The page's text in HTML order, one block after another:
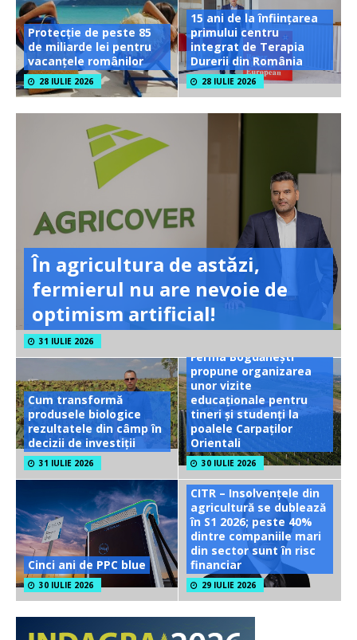
Protecție de peste 85
de miliarde lei pentru
vacanțele românilor
28 IULIE 2026
15 ani de la înființarea
primului centru
integrat de Terapia
Durerii din România
28 IULIE 2026
În agricultura de astăzi,
fermierul nu are nevoie de
optimism artificial!
31 IULIE 2026
Cum transformă
produsele biologice
rezultatele din câmp în
decizii de investiții
31 IULIE 2026
Ferma Bogdănești
propune organizarea
unor vizite
educaționale pentru
tineri și studenți la
poalele Carpaților
Orientali
30 IULIE 2026
Cinci ani de PPC blue
30 IULIE 2026
CITR – Insolvențele din
agricultură se dublează
în S1 2026; peste 40%
dintre companiile mari
din sector sunt în risc
financiar
29 IULIE 2026